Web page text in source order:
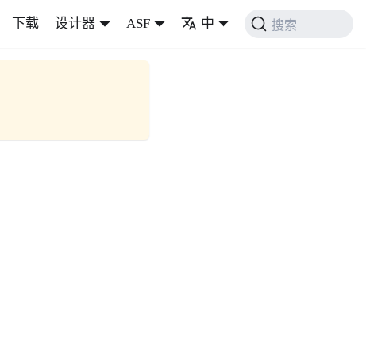
下载 设计器 ASF 中 搜索